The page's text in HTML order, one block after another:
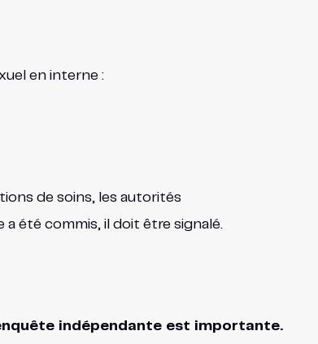
en interne :
de soins, les autorités
été commis, il doit être signalé.
indépendante est importante.